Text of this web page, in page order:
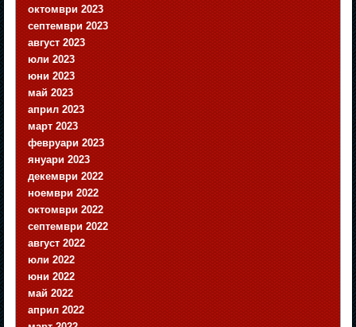
октомври 2023
септември 2023
август 2023
юли 2023
юни 2023
май 2023
април 2023
март 2023
февруари 2023
януари 2023
декември 2022
ноември 2022
октомври 2022
септември 2022
август 2022
юли 2022
юни 2022
май 2022
април 2022